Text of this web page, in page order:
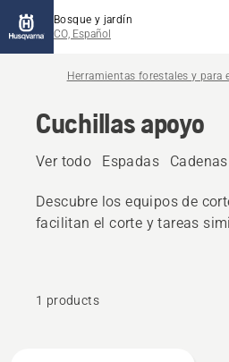
Bosque y jardín
CO, Español
Herramientas forestales y para
Cuchillas apoyo
Ver todo Espadas
Descubre los equipos de
facilitan el corte y tareas
1 products